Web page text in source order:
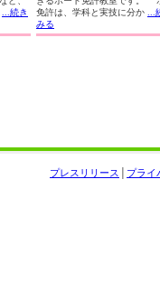
...続き
免許は、学科と実技に分か
みる
プライ
プレスリリース